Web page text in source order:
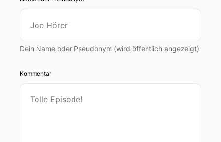
Dein Name oder Pseudonym (wird öffentlich angezeigt)
Kommentar